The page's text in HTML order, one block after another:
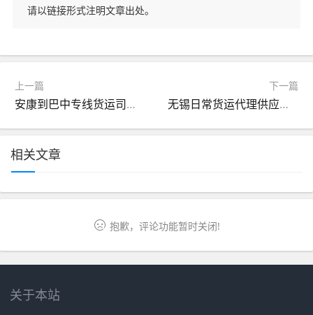
请以链接形式注明文章出处。
上一篇
安康到巴中专线货运司机（安康到巴中专线货运司机电话）
下一篇
无锡日常货运代理供应链（无锡日常货运代理供应链有哪些）
相关文章
抱歉，评论功能暂时关闭!
关于本站